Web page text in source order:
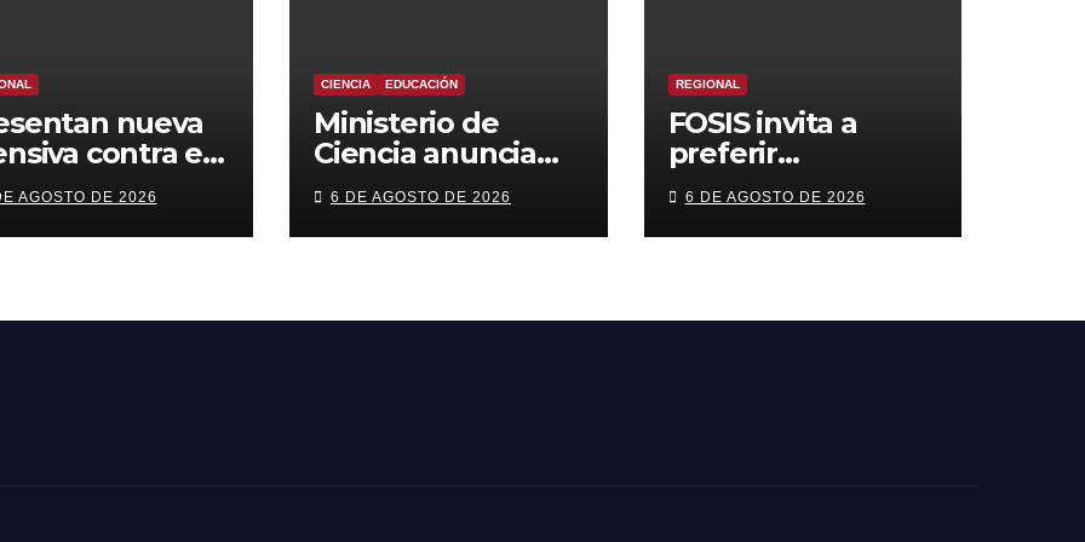
nueva
contra el
más
territorial,
AGOSTO DE 2026
CIENCIA EDUCACIÓN
Ministerio de
Ciencia anuncia
reforma a becas
chile con foco en
áreas estratégicas
6 DE AGOSTO DE 2026
REGIONAL
FOSIS invita a
preferir
emprendimientos
locales para
regalar en el Día
6 DE AGOSTO DE 2026